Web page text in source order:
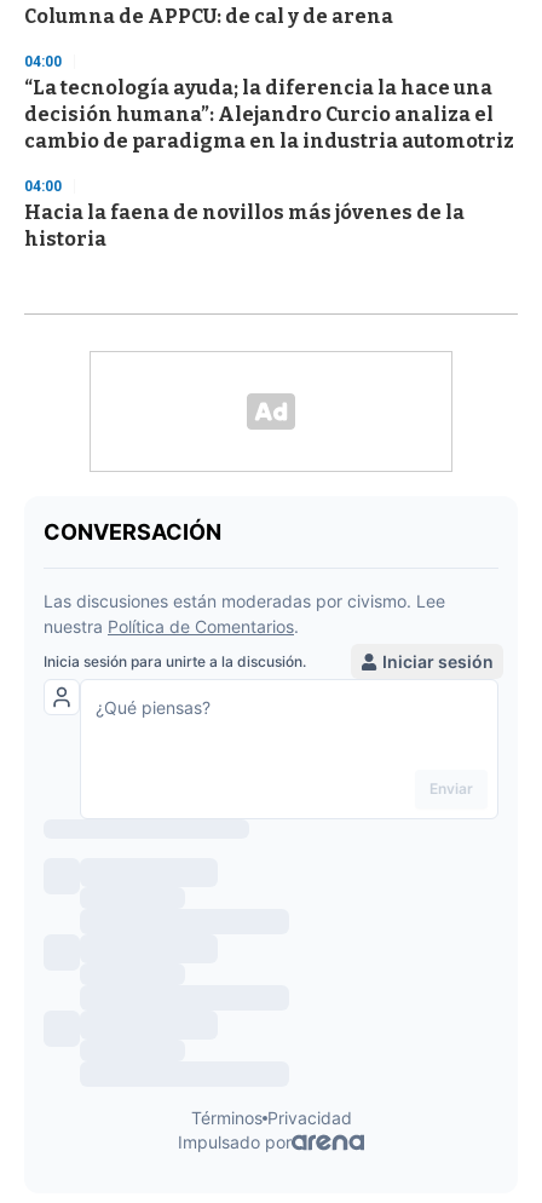
Columna de APPCU: de cal y de arena
04:00
“La tecnología ayuda; la diferencia la hace una
decisión humana”: Alejandro Curcio analiza el
cambio de paradigma en la industria automotriz
04:00
Hacia la faena de novillos más jóvenes de la
historia